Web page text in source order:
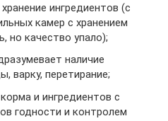
ингредиентов (с
камер с хранением
но качество упало);
наличие
варку, перетирание;
и ингредиентов с
годности и контролем